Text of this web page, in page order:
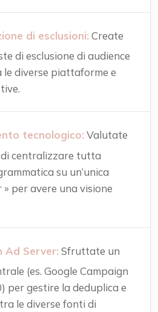
di esclusioni: Create
di esclusione di audience
le diverse piattaforme e
tecnologico: Valutate
centralizzare tutta
su un’unica
» per avere una visione
Ad Server: Sfruttate un
(es. Google Campaign
per gestire la deduplica e
le diverse fonti di